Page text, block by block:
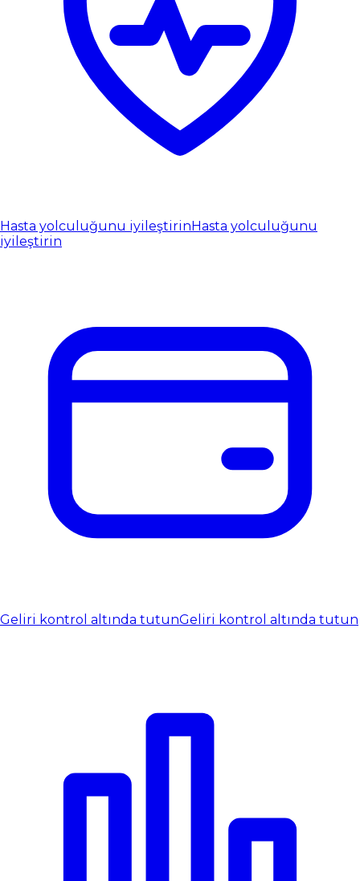
Hasta yolculuğunu iyileştirinHasta yolculuğunu
iyileştirin
Geliri kontrol altında tutunGeliri kontrol altında tutun